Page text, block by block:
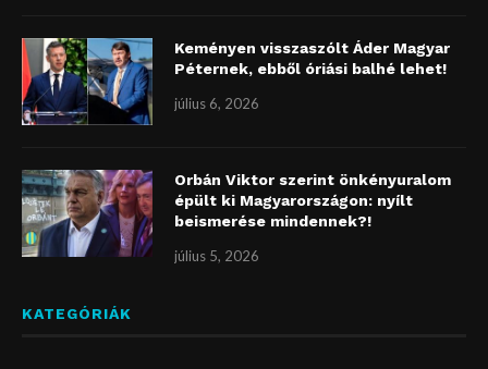
Keményen visszaszólt Áder Magyar
Péternek, ebből óriási balhé lehet!
július 6, 2026
Orbán Viktor szerint önkényuralom
épült ki Magyarországon: nyílt
beismerése mindennek?!
július 5, 2026
KATEGÓRIÁK